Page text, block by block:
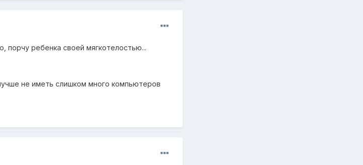
порчу ребенка своей мягкотелостью...
не иметь слишком много компьютеров